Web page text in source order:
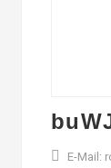
E-Mail: